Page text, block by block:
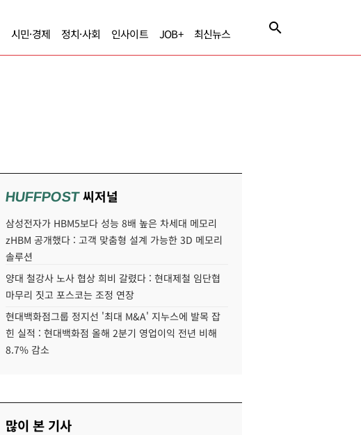
시민·경제 정치·사회 인사이트 JOB+ 최신뉴스
HUFFPOST씨저널
삼성전자가 HBM5보다 성능 8배 높은 차세대 메모리
zHBM 공개했다 : 고객 맞춤형 설계 가능한 3D 메모리
솔루션
양대 철강사 노사 협상 희비 갈렸다 : 현대제철 임단협
마무리 짓고 포스코는 조정 연장
현대백화점그룹 정지선 '최대 M&A' 지누스에 발목 잡
힌 실적 : 현대백화점 올해 2분기 영업이익 전년 비해
8.7% 감소
많이 본 기사